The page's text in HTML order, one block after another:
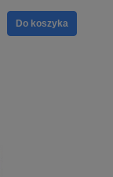
Do koszyka